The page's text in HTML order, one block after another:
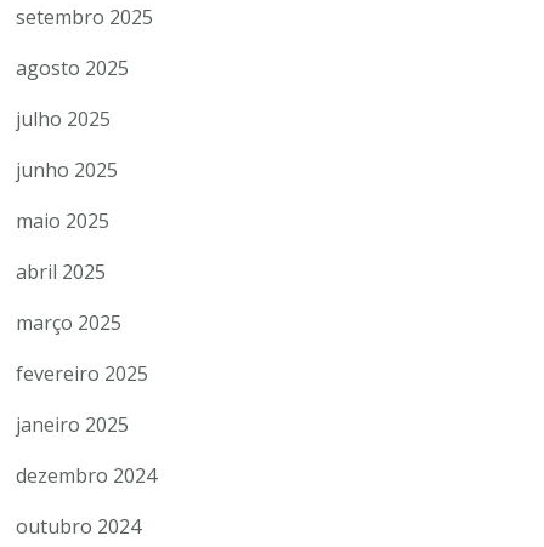
setembro 2025
agosto 2025
julho 2025
junho 2025
maio 2025
abril 2025
março 2025
fevereiro 2025
janeiro 2025
dezembro 2024
outubro 2024